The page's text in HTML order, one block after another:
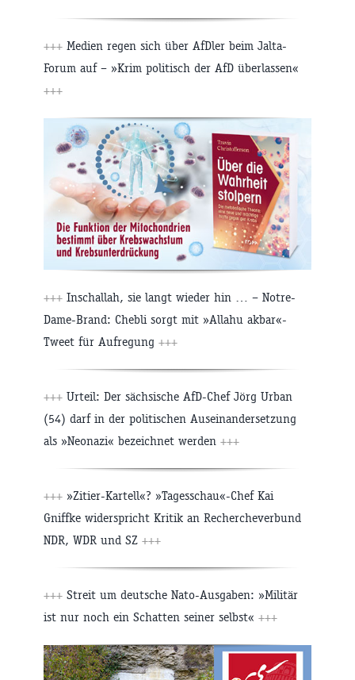
+++ Medien regen sich über AfDler beim Jalta-
Forum auf – »Krim politisch der AfD überlassen«
+++
+++ Inschallah, sie langt wieder hin … – Notre-
Dame-Brand: Chebli sorgt mit »Allahu akbar«-
Tweet für Aufregung +++
+++ Urteil: Der sächsische AfD-Chef Jörg Urban
(54) darf in der politischen Auseinandersetzung
als »Neonazi« bezeichnet werden +++
+++ »Zitier-Kartell«? »Tagesschau«-Chef Kai
Gniffke widerspricht Kritik an Rechercheverbund
NDR, WDR und SZ +++
+++ Streit um deutsche Nato-Ausgaben: »Militär
ist nur noch ein Schatten seiner selbst« +++